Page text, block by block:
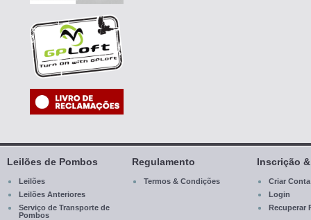
Leilões de Pombos
Leilões
Leilões Anteriores
Serviço de Transporte de
Pombos
Regulamento
Termos & Condições
Inscrição
Criar Conta
Login
Recuperar